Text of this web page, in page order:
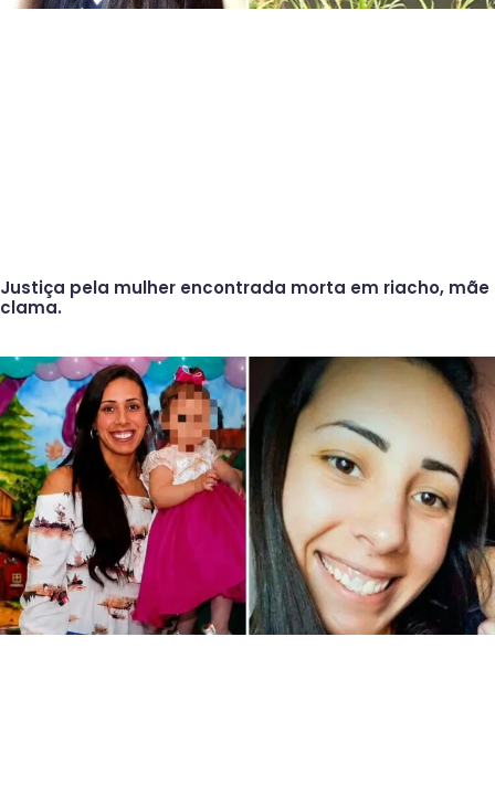
Justiça pela mulher encontrada morta em riacho, mãe
clama.